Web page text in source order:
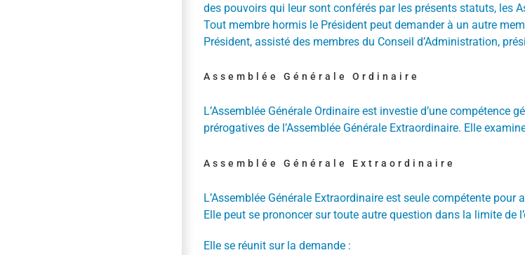
des pouvoirs qui leur sont conférés par les présents statuts, les
Tout membre hormis le Président peut demander à un autre
Président, assisté des membres du Conseil d’Administration,
Assemblée Générale Ordinaire
L’Assemblée Générale Ordinaire est investie d’une
prérogatives de l’Assemblée Générale Extraordinaire. Elle
Assemblée Générale Extraordinaire
L’Assemblée Générale Extraordinaire est seule compétente
Elle peut se prononcer sur toute autre question dans la limite de
Elle se réunit sur la demande :